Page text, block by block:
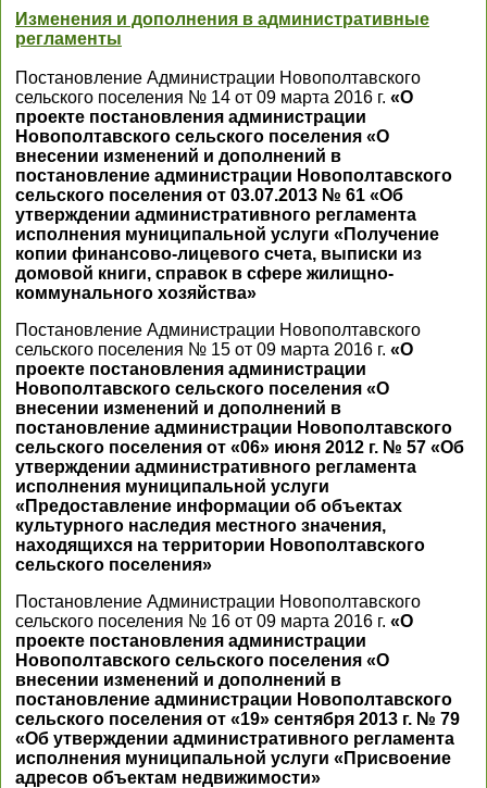
Изменения и дополнения в административные
регламенты
Постановление Администрации Новополтавского
сельского поселения № 14 от 09 марта 2016 г. «О
проекте постановления администрации
Новополтавского сельского поселения «О
внесении изменений и дополнений в
постановление администрации Новополтавского
сельского поселения от 03.07.2013 № 61 «Об
утверждении административного регламента
исполнения муниципальной услуги «Получение
копии финансово-лицевого счета, выписки из
домовой книги, справок в сфере жилищно-
коммунального хозяйства»
Постановление Администрации Новополтавского
сельского поселения № 15 от 09 марта 2016 г. «О
проекте постановления администрации
Новополтавского сельского поселения «О
внесении изменений и дополнений в
постановление администрации Новополтавского
сельского поселения от «06» июня 2012 г. № 57 «Об
утверждении административного регламента
исполнения муниципальной услуги
«Предоставление информации об объектах
культурного наследия местного значения,
находящихся на территории Новополтавского
сельского поселения»
Постановление Администрации Новополтавского
сельского поселения № 16 от 09 марта 2016 г. «О
проекте постановления администрации
Новополтавского сельского поселения «О
внесении изменений и дополнений в
постановление администрации Новополтавского
сельского поселения от «19» сентября 2013 г. № 79
«Об утверждении административного регламента
исполнения муниципальной услуги «Присвоение
адресов объектам недвижимости»